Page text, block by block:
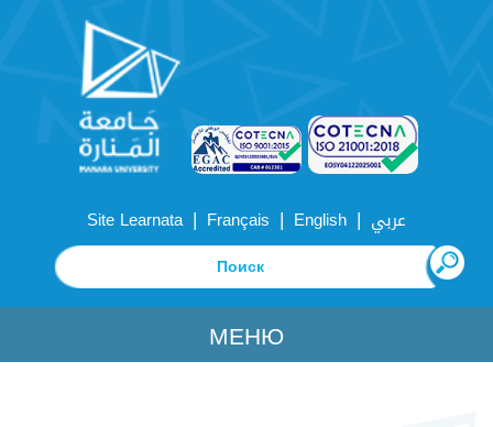
Site Learnata | Français | English | عربي
МЕНЮ